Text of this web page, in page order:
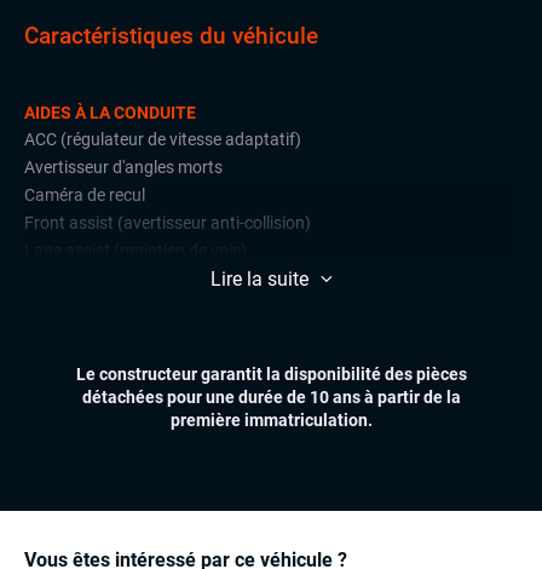
Vous êtes intéressé par ce véhicule ?
Caractéristiques du véhicule
AIDES À LA CONDUITE
ACC (régulateur de vitesse adaptatif)
Avertisseur d'angles morts
Caméra de recul
Front assist (avertisseur anti-collision)
Radars de stationnement avant et arrière
Climatisation automatique multizones
Essuie-glaces automatiques
Volant multifonctions
Lire la suite
Le constructeur garantit la disponibilité des pièces
détachées pour une durée de 10 ans à partir de la
première immatriculation.